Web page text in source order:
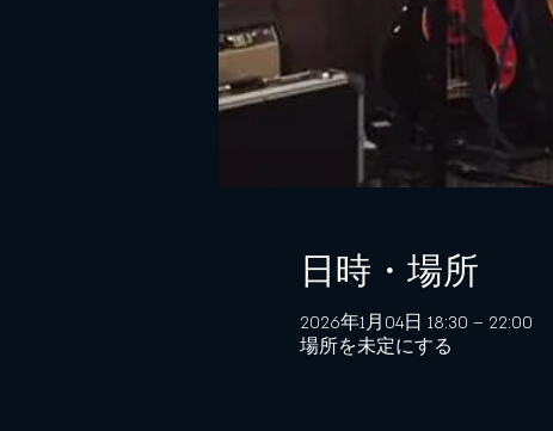
日時・場所
2026年1月04日 18:30 – 22:00
場所を未定にする